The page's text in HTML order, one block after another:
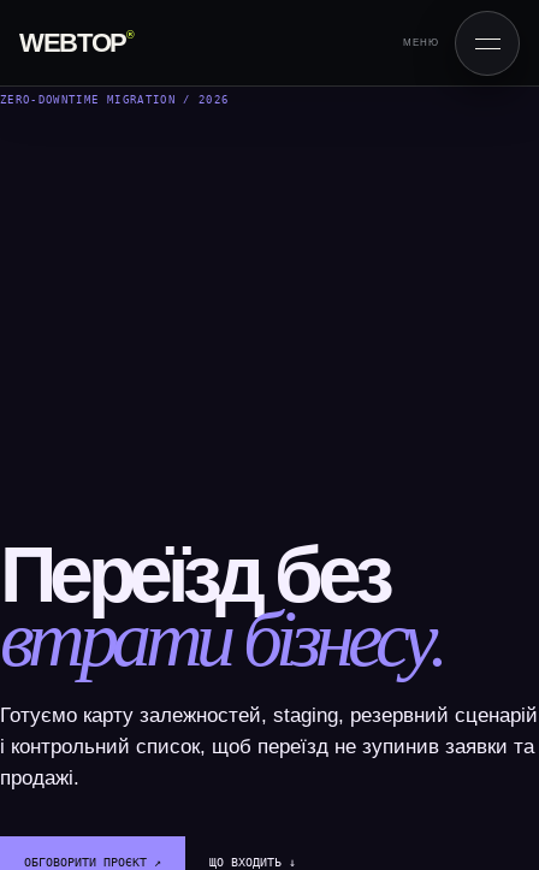
WEBTOP®
МЕНЮ
ZERO-DOWNTIME MIGRATION / 2026
Переїзд без
втрати бізнесу.
Готуємо карту залежностей, staging, резервний сценарій
і контрольний список, щоб переїзд не зупинив заявки та
продажі.
ОБГОВОРИТИ ПРОЄКТ ↗︎ ЩО ВХОДИТЬ ↓